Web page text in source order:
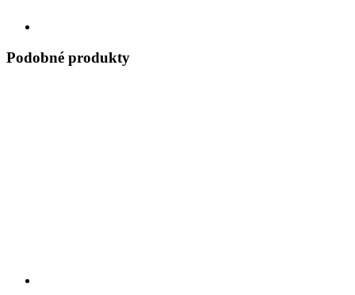
Podobné produkty